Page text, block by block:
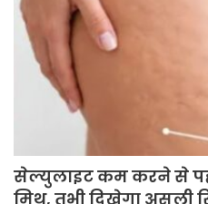
सेल्युलाइट कम करने से
मिथ, तभी दिखेगा असली